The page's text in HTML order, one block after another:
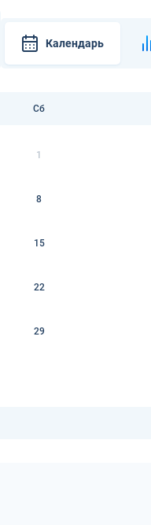
Календарь
Сб
1
8
15
22
29